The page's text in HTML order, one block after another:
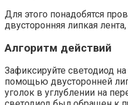
Для этого понадобятся
двусторонняя липкая
Алгоритм действий
Зафиксируйте светодиод
помощью двусторонней
уголок в углублении на